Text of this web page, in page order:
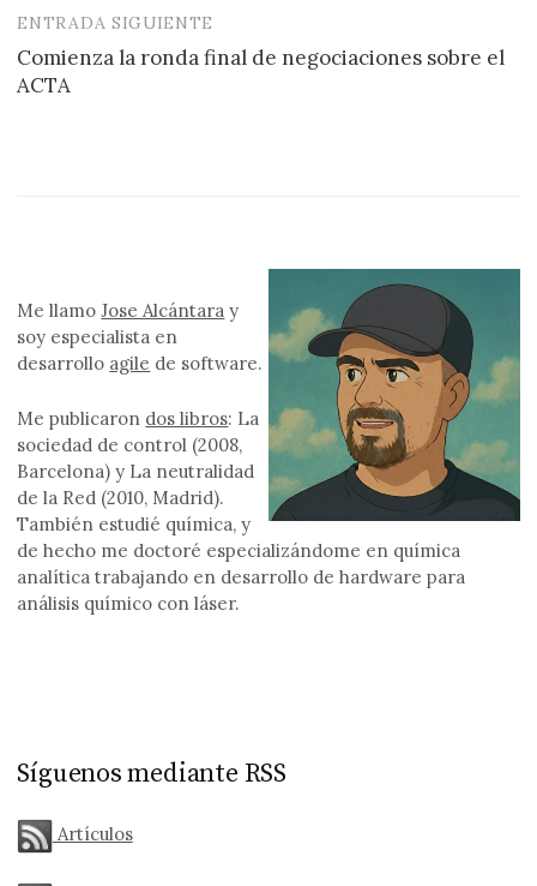
entradas
ENTRADA SIGUIENTE
Comienza la ronda final de negociaciones sobre el
ACTA
Me llamoJose Alcántara y
soy especialista en
desarrollo agile de software.
Me publicaron dos libros: La
sociedad de control (2008,
Barcelona) y La neutralidad
de la Red (2010, Madrid).
También estudié química, y
de hecho me doctoré especializándome en química
analítica trabajando en desarrollo de hardware para
análisis químico con láser.
Síguenos mediante RSS
Artículos